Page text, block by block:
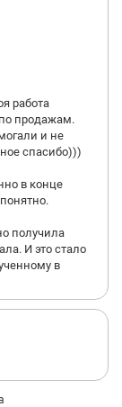
работа
продажам.
и не
спасибо)))
в конце
получила
И это стало
в